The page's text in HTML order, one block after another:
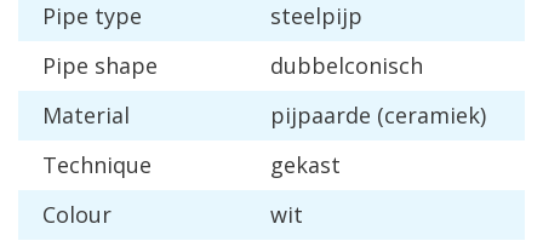
Pipe type
steelpijp
Pipe shape
dubbelconisch
Material
pijpaarde (ceramiek)
Technique
gekast
Colour
wit